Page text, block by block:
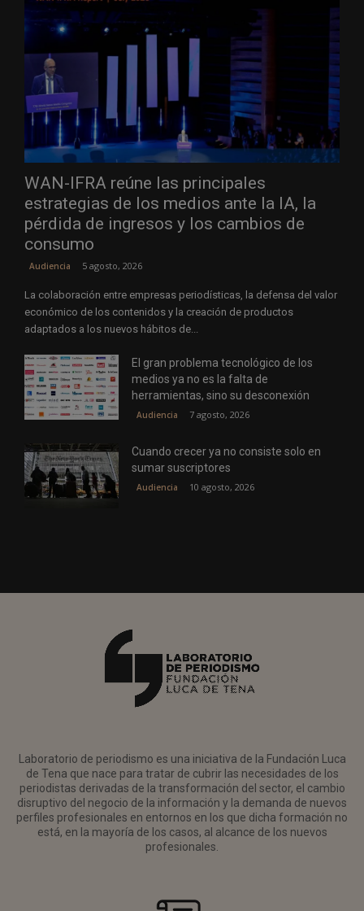
WAN-IFRA reúne las principales
estrategias de los medios ante la IA, la
pérdida de ingresos y los cambios de
consumo
Audiencia 5 agosto, 2026
La colaboración entre empresas periodísticas, la defensa del valor
económico de los contenidos y la creación de productos
adaptados a los nuevos hábitos de...
El gran problema tecnológico de los
medios ya no es la falta de
herramientas, sino su desconexión
Audiencia 7 agosto, 2026
Cuando crecer ya no consiste solo en
sumar suscriptores
Audiencia 10 agosto, 2026
Laboratorio de periodismo es una iniciativa de la Fundación Luca
de Tena que nace para tratar de cubrir las necesidades de los
periodistas derivadas de la transformación del sector, el cambio
disruptivo del negocio de la información y la demanda de nuevos
perfiles profesionales en entornos en los que dicha formación no
está, en la mayoría de los casos, al alcance de los nuevos
profesionales.